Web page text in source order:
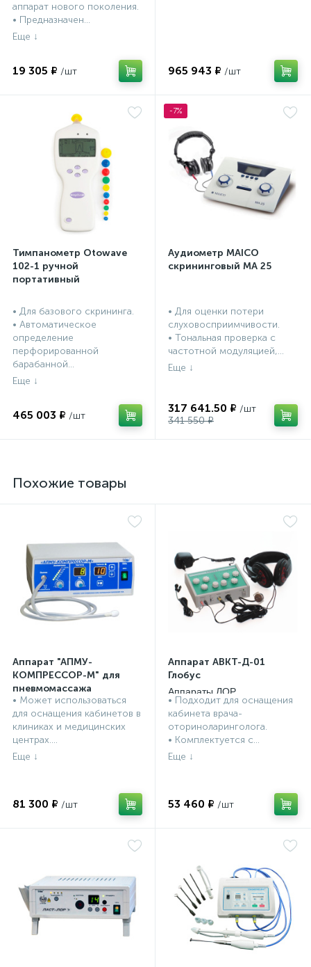
аппарат нового поколения.
• Предназначен...
19 305 ₽ 965 943 ₽
Тимпанометр Otowave
102-1 ручной
портативный
• Для базового скрининга.
• Автоматическое
определение
перфорированной
барабанной...
465 003 ₽
-7%
Аудиометр MAICO
скрининговый МА 25
• Для оценки потери
слуховосприимчивости.
• Тональная проверка с
частотной модуляцией,...
317 641.50 ₽
341 550 ₽
Похожие товары
Аппарат "АПМУ-
КОМПРЕССОР-М" для
пневмомассажа
барабанной ушной
перепонки
Аппараты ЛОР
процедурные
• Может использоваться
для оснащения кабинетов в
клиниках и медицинских
центрах....
81 300 ₽
Аппарат АВКТ-Д-01
Глобус
Аппараты ЛОР
процедурные
• Подходит для оснащения
кабинета врача-
оториноларинголога.
• Комплектуется с...
53 460 ₽